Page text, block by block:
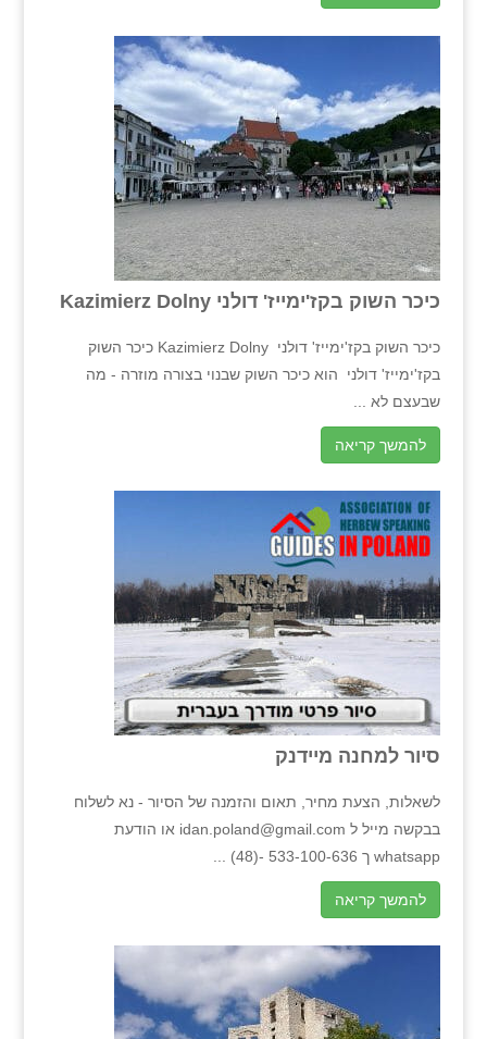
כיכר השוק בקז'ימייז' דולני Kazimierz Dolny
כיכר השוק בקז'ימייז' דולני Kazimierz Dolny כיכר השוק
בקז'ימייז' דולני הוא כיכר השוק שבנוי בצורה מוזרה - מה
שבעצם לא ...
להמשך קריאה
סיור למחנה מיידנק
לשאלות, הצעת מחיר, תאום והזמנה של הסיור - נא לשלוח
בבקשה מייל ל idan.poland@gmail.com או הודעת
whatsapp ך 533-100-636 -(48) ...
להמשך קריאה